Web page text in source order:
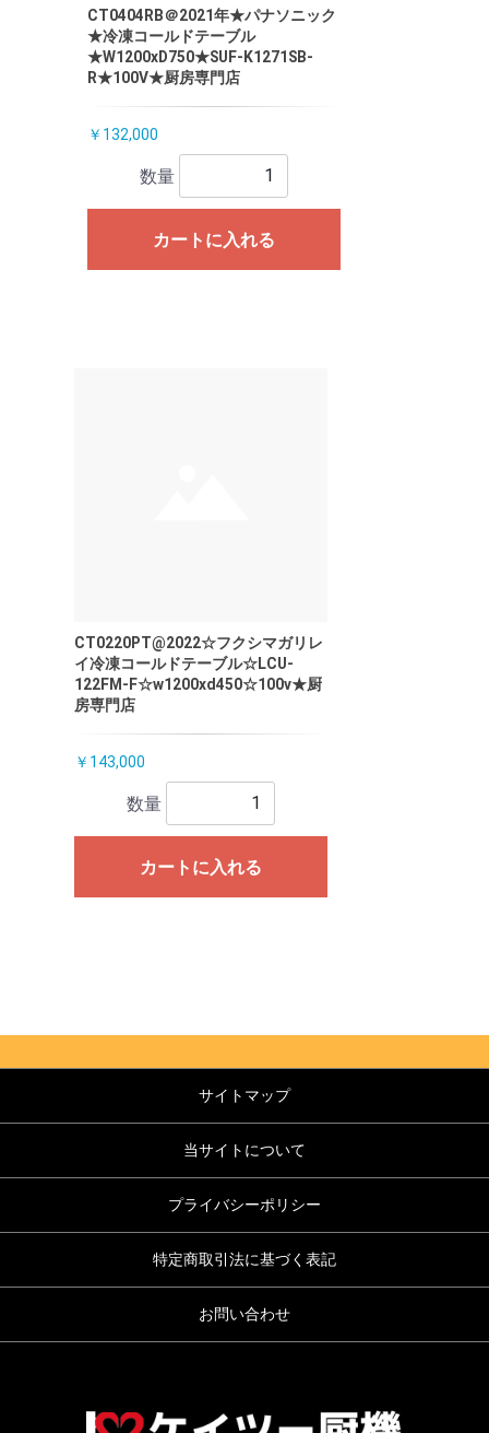
CT0404RB＠2021年★パナソニック
★冷凍コールドテーブル
★W1200xD750★SUF-K1271SB-
R★100V★厨房専門店
￥132,000
数量
カートに入れる
CT0220PT@2022☆フクシマガリレ
イ冷凍コールドテーブル☆LCU-
122FM-F☆w1200xd450☆100v★厨
房専門店
￥143,000
数量
カートに入れる
サイトマップ
当サイトについて
プライバシーポリシー
特定商取引法に基づく表記
お問い合わせ